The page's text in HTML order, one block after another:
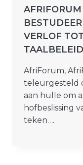
VERLOF
AfriForum,
teleurgesteld
aan hulle om
hofbeslissing
teken….